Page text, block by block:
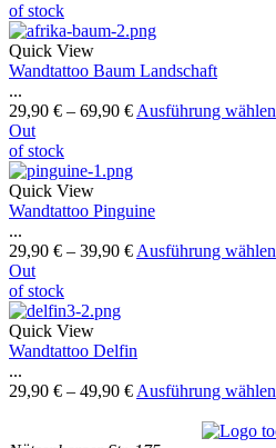
of stock
Quick View
Wandtattoo Baum Landschaft
...
29,90 € – 69,90 € Ausführung wählen
Out
of stock
Quick View
Wandtattoo Pinguine
...
29,90 € – 39,90 € Ausführung wählen
Out
of stock
Quick View
Wandtattoo Delfin
...
29,90 € – 49,90 € Ausführung wählen